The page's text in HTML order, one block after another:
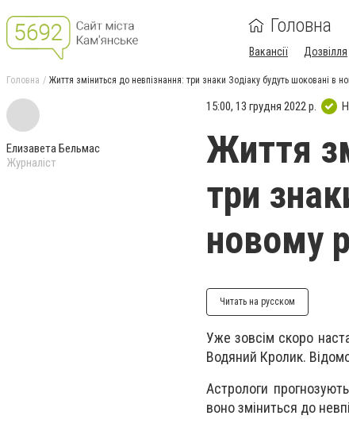
Головна
Вакансії Дозвілля
Головна Життя зміниться до невпізнання: три знаки Зодіаку будуть шоковані в
Елизавета Бельмас
Журналіст
15:00, 13 грудня 2022 р.
Життя
три
новому
Читать на русском
Уже зовсім скоро
Водяний Кролик.
Астрологи
воно зміниться до